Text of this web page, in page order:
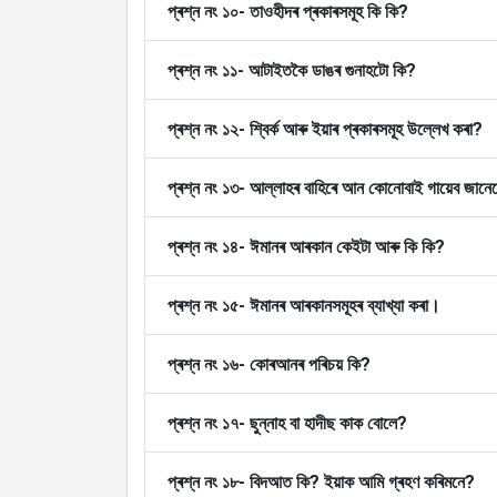
প্ৰশ্ন নং ১০- তাওহীদৰ প্ৰকাৰসমূহ কি কি?
প্ৰশ্ন নং ১১- আটাইতকৈ ডাঙৰ গুনাহটো কি?
প্ৰশ্ন নং ১২- শ্বিৰ্ক আৰু ইয়াৰ প্ৰকাৰসমূহ উল্লেখ কৰা?
প্ৰশ্ন নং ১৩- আল্লাহৰ বাহিৰে আন কোনোবাই গায়েব
প্ৰশ্ন নং ১৪- ঈমানৰ আৰকান কেইটা আৰু কি কি?
প্ৰশ্ন নং ১৫- ঈমানৰ আৰকানসমূহৰ ব্যাখ্যা কৰা।
প্ৰশ্ন নং ১৬- কোৰআনৰ পৰিচয় কি?
প্ৰশ্ন নং ১৭- ছুন্নাহ বা হাদীছ কাক বোলে?
প্ৰশ্ন নং ১৮- বিদআত কি? ইয়াক আমি গ্ৰহণ কৰিমনে?